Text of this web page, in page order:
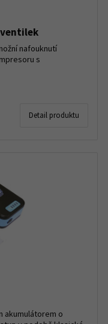
ventilek
nafouknutí
s
Detail produktu
akumulátorem o